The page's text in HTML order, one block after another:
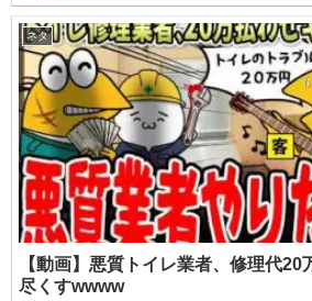
ネタ
【動画】悪質トイレ業者、修理代20
尽くすwwww